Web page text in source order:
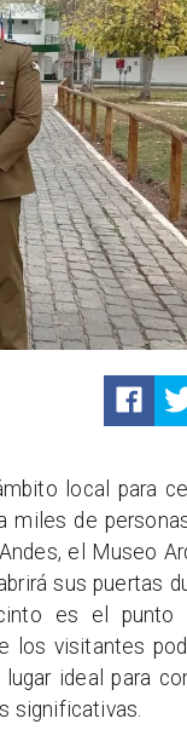
local para
miles de
el Museo
sus puertas
es el punto
los visitantes
ideal para
significativas.